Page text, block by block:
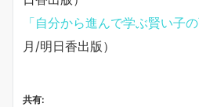
「自分から進んで学ぶ賢い子の
月/明日香出版）
共有: